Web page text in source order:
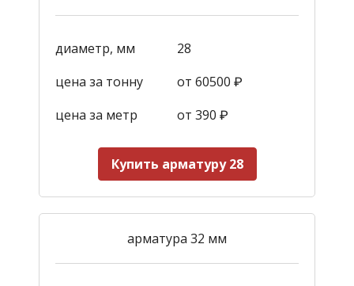
диаметр, мм
28
цена за тонну
от 60500 ₽
цена за метр
от 390 ₽
Купить арматуру 28
арматура 32 мм